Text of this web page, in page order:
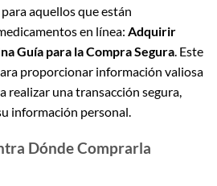
aquellos que están
en línea: Adquirir
Guía para la Compra Segura. Este
proporcionar información valiosa
realizar una transacción segura,
información personal.
Dónde Comprarla